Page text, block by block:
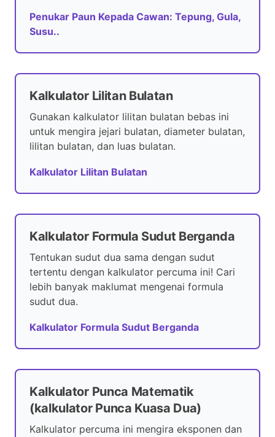
Penukar Paun Kepada Cawan: Tepung, Gula,
Susu..
Kalkulator Lilitan Bulatan
Gunakan kalkulator lilitan bulatan bebas ini
untuk mengira jejari bulatan, diameter bulatan,
lilitan bulatan, dan luas bulatan.
Kalkulator Lilitan Bulatan
Kalkulator Formula Sudut Berganda
Tentukan sudut dua sama dengan sudut
tertentu dengan kalkulator percuma ini! Cari
lebih banyak maklumat mengenai formula
sudut dua.
Kalkulator Formula Sudut Berganda
Kalkulator Punca Matematik
(kalkulator Punca Kuasa Dua)
Kalkulator percuma ini mengira eksponen dan